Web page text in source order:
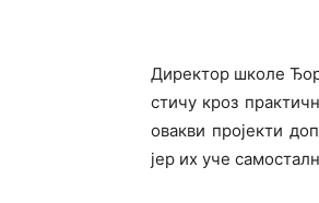
Директор школе
стичу кроз
овакви пројекти
јер их уче